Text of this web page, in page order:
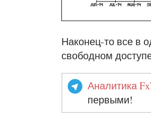
Наконец-то все в
свободном
Аналитика
первыми!